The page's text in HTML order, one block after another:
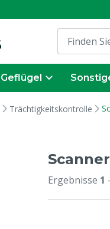
Geflügel
Trächtigkeitskontrolle
Ergebnisse 1 -